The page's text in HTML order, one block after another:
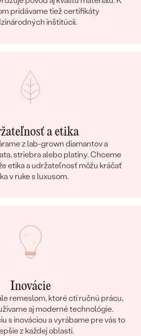
pridávame tiež certifikáty
inštitúcií.
a etika
z lab-grown diamantov a
striebra alebo platiny. Chceme
etika a udržateľnosť môžu kráčať
v ruke s luxusom.
Inovácie
remeslom, ktoré ctí ručnú prácu,
aj moderné technológie.
s inováciou a vyrábame pre vás to
z každej oblasti.